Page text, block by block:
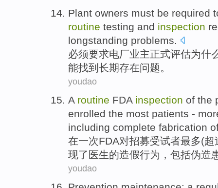
Plant owners must be required
routine testing and inspection
longstanding problems.
必须要求电厂业主正式评估为什
能找到 长期存在问题。
youdao
A routine FDA inspection of the
enrolled the most patients -
including complete fabrication
在一次FDA对招募受试者最多(超
现了医生的造假行为， 包括伪造
youdao